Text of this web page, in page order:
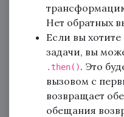
Нет обратных
Если вы
задачи, вы
.then(). Это
вызовом с
возвращает
обещания